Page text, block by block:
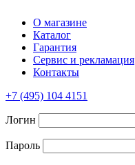
О магазине
Каталог
Гарантия
Сервис и рекламация
Контакты
+7 (495) 104 4151
Логин
Пароль